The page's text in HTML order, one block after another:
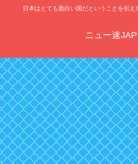
日本はとても面白い国だということを伝え
ニュー速JAP